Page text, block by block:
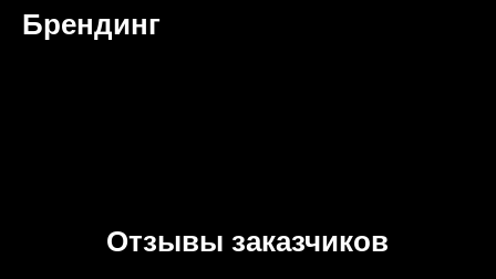
Брендинг
Отзывы заказчиков